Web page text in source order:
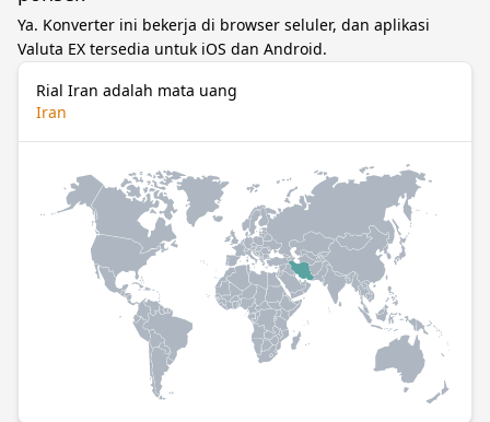
Ya. Konverter ini bekerja di browser seluler, dan aplikasi
Valuta EX tersedia untuk iOS dan Android.
Rial Iran adalah mata uang
Iran